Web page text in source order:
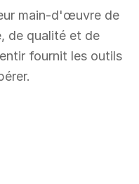
main-d'œuvre de
de qualité et de
fournit les outils